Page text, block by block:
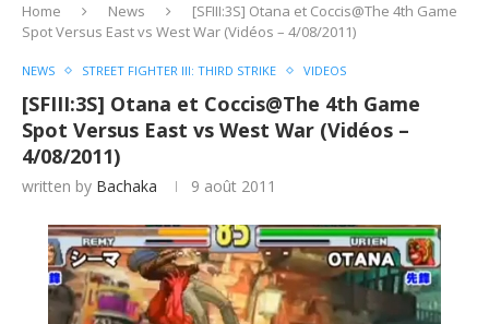
Home News
[SFIII:3S] Otana et Coccis@The 4th Game
Spot Versus East vs West War (Vidéos – 4/08/2011)
NEWS STREET FIGHTER III: THIRD STRIKE VIDEOS
[SFIII:3S] Otana et Coccis@The 4th Game
Spot Versus East vs West War (Vidéos –
4/08/2011)
written by Bachaka 9 août 2011